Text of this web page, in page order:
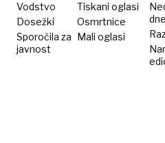
Vodstvo
Dosežki
Sporočila za
javnost
Tiskani oglasi
Osmrtnice
Mali oglasi